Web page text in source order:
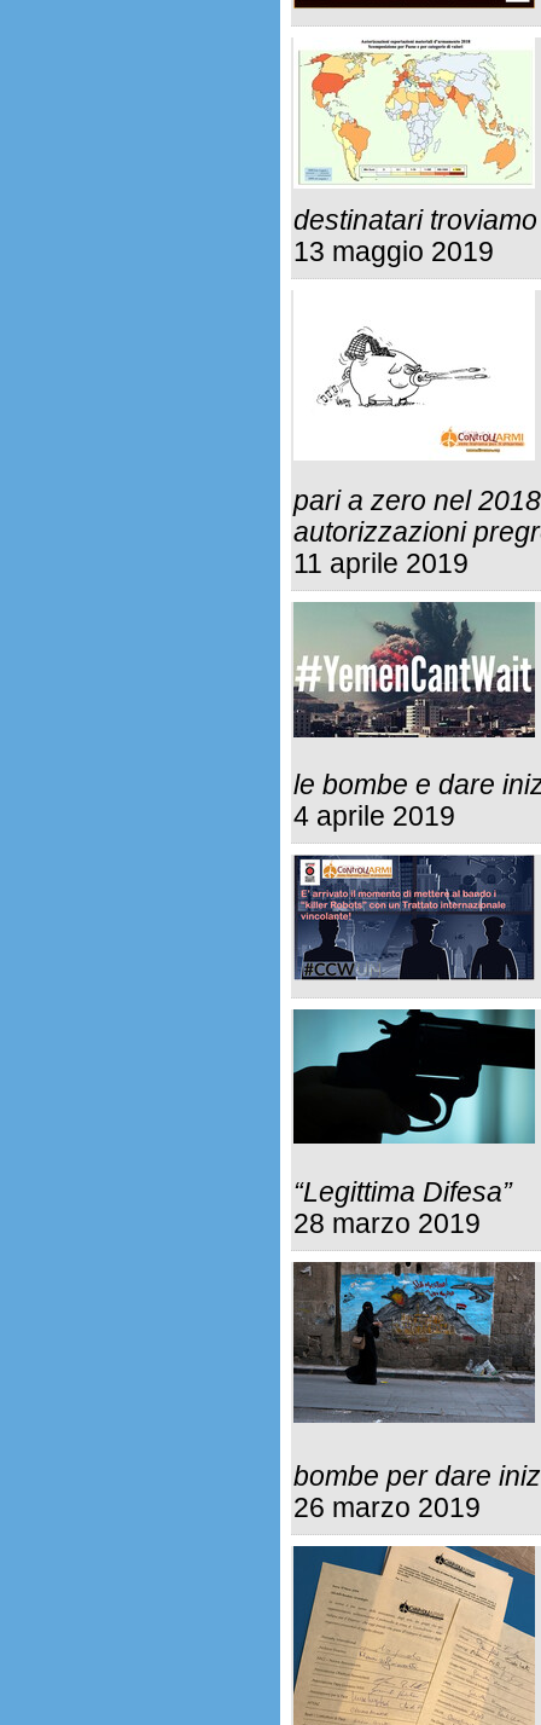
destinatari
13 maggio 2019
pari a zero nel
autorizzazioni
11 aprile 2019
le bombe e dare
4 aprile 2019
“Legittima Difesa”
28 marzo 2019
bombe per dare
26 marzo 2019